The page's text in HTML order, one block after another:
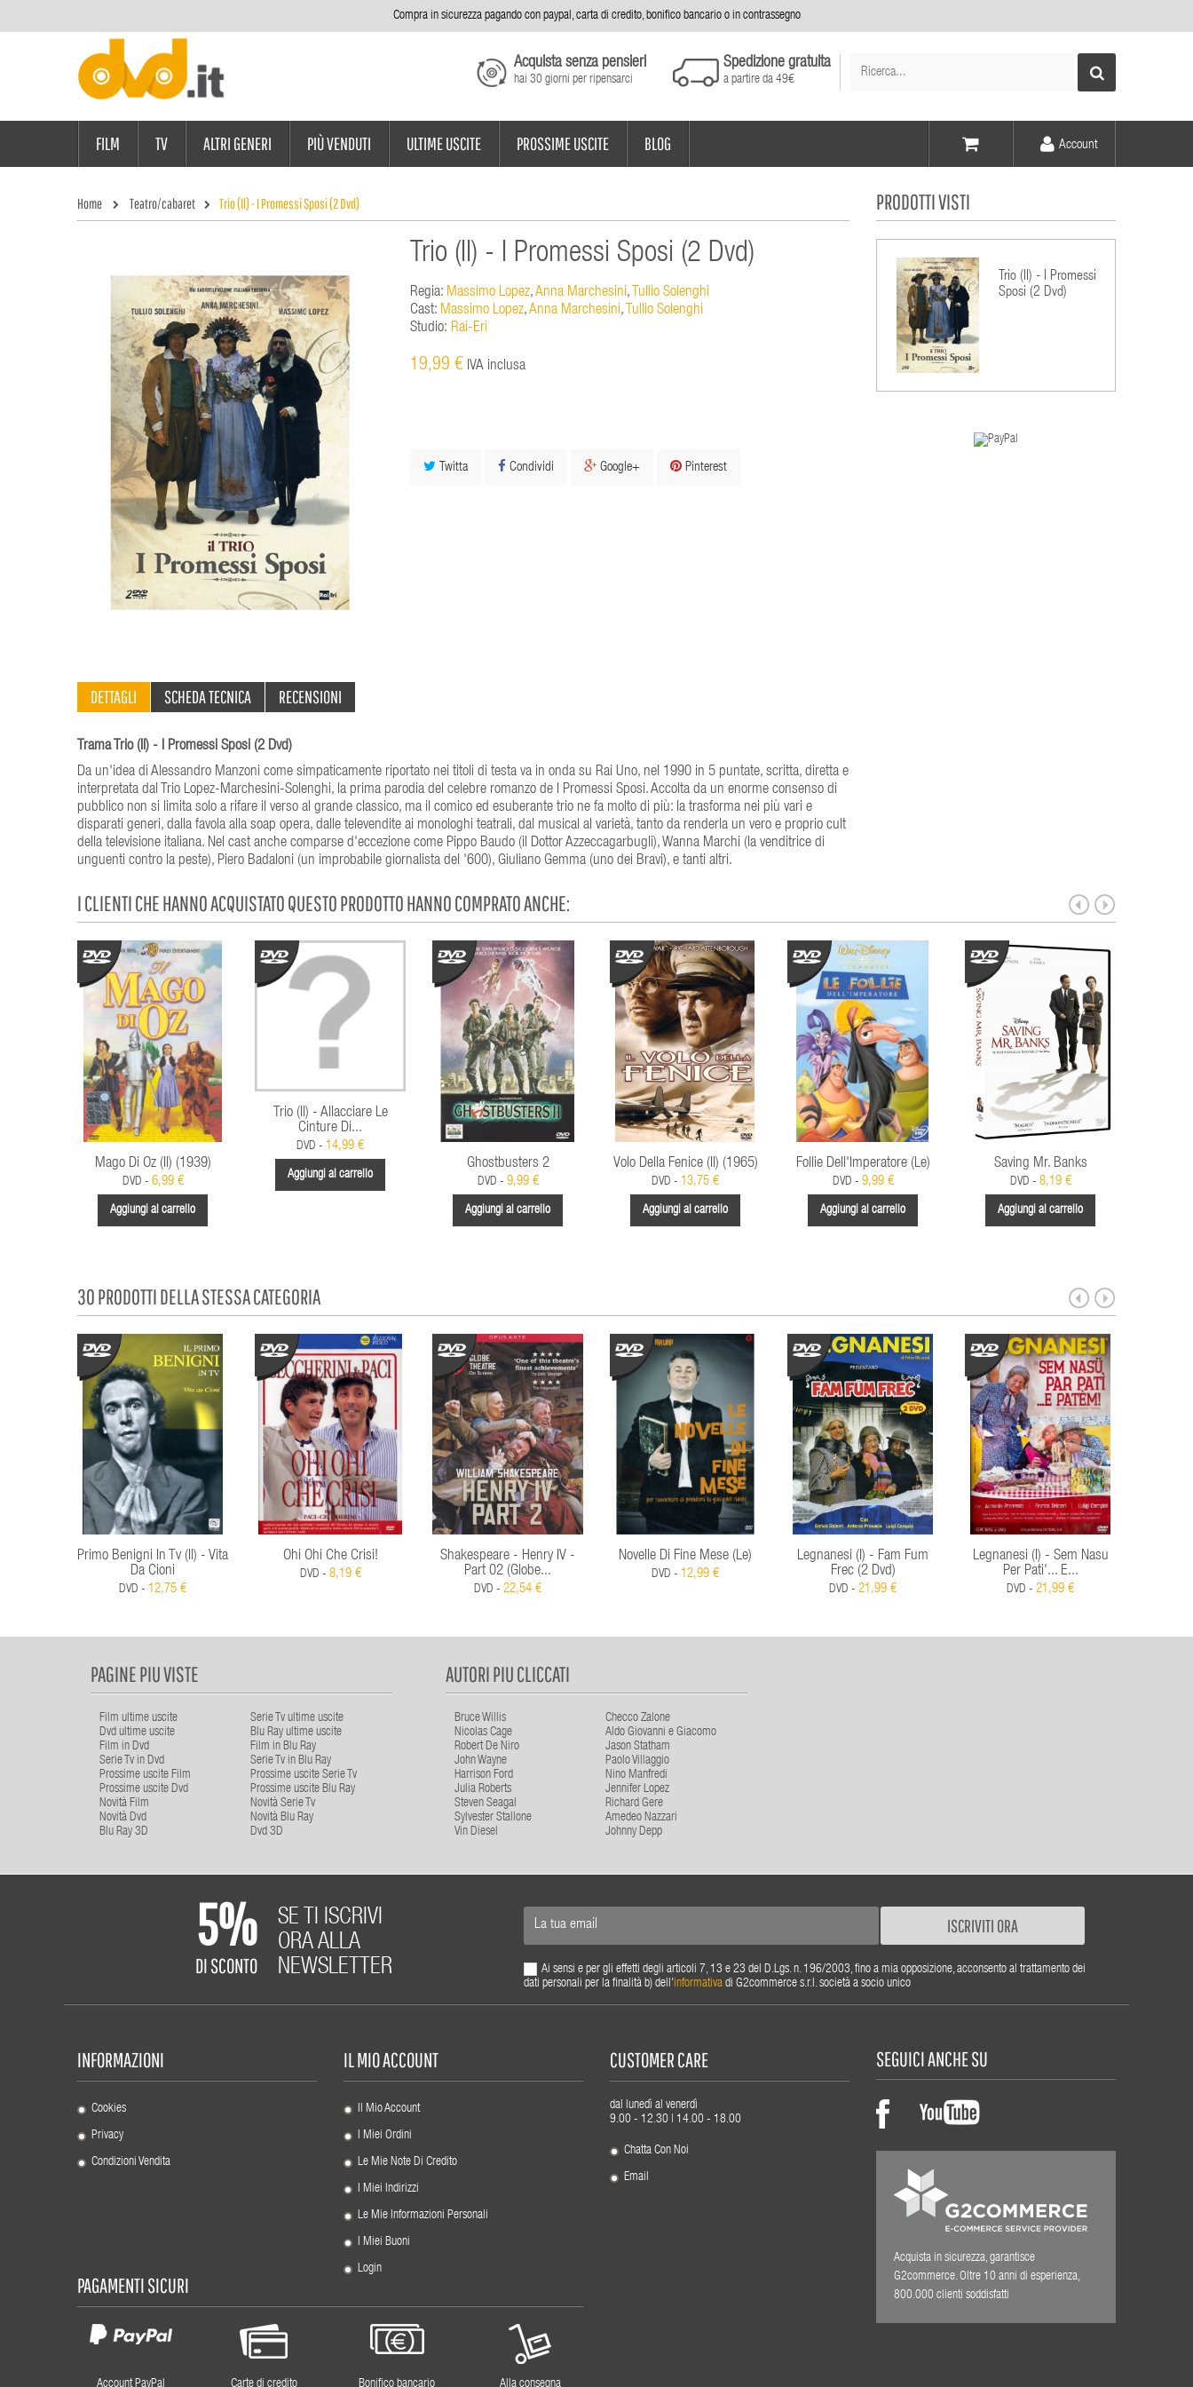
Compra in sicurezza pagando con paypal, carta di credito, bonifico bancario o in contrassegno
Elementi -
Acquista senza pensieri
hai 30 giorni per ripensarci
Spedizione gratuita
a partire da 49€
Account
FILM TV ALTRI GENERI PIÙ VENDUTI ULTIME USCITE PROSSIME USCITE BLOG
Home Teatro/cabaret Trio (Il) - I Promessi Sposi (2 Dvd)
Trio (Il) - I Promessi Sposi (2 Dvd)
Regia: Massimo Lopez,Anna Marchesini, Tullio Solenghi
Cast: Massimo Lopez,Anna Marchesini, Tullio Solenghi
Studio: Rai-Eri
19,99 € IVA inclusa
Twitta Condividi Google+ Pinterest
DETTAGLI SCHEDA TECNICA RECENSIONI
Trama Trio (Il) - I Promessi Sposi (2 Dvd)
Da un'idea di Alessandro Manzoni come simpaticamente riportato nei titoli di testa va in onda su Rai Uno, nel 1990 in 5 puntate, scritta, diretta e
interpretata dal Trio Lopez-Marchesini-Solenghi, la prima parodia del celebre romanzo de I Promessi Sposi. Accolta da un enorme consenso di
pubblico non si limita solo a rifare il verso al grande classico, ma il comico ed esuberante trio ne fa molto di più: la trasforma nei più vari e
disparati generi, dalla favola alla soap opera, dalle televendite ai monologhi teatrali, dal musical al varietà, tanto da renderla un vero e proprio cult
della televisione italiana. Nel cast anche comparse d'eccezione come Pippo Baudo (il Dottor Azzeccagarbugli), Wanna Marchi (la venditrice di
unguenti contro la peste), Piero Badaloni (un improbabile giornalista del '600), Giuliano Gemma (uno dei Bravi), e tanti altri.
PRODOTTI VISTI
Trio (Il) - I Promessi
Sposi (2 Dvd)
I CLIENTI CHE HANNO ACQUISTATO QUESTO PRODOTTO HANNO COMPRATO ANCHE:
Mago Di Oz (Il) (1939)
DVD - 6,99 €
Aggiungi al carrello
Trio (Il) - Allacciare Le
Cinture Di...
DVD - 14,99 €
Aggiungi al carrello
Ghostbusters 2
DVD - 9,99 €
Aggiungi al carrello
Volo Della Fenice (Il) (1965)
DVD - 13,75 €
Aggiungi al carrello
Follie Dell'Imperatore (Le)
DVD - 9,99 €
Aggiungi al carrello
Saving Mr. Banks
DVD - 8,19 €
Aggiungi al carrello
30 PRODOTTI DELLA STESSA CATEGORIA
Primo Benigni In Tv (Il) - Vita
Da Cioni
DVD - 12,75 €
Ohi Ohi Che Crisi!
DVD - 8,19 €
Shakespeare - Henry IV -
Part 02 (Globe...
DVD - 22,54 €
Novelle Di Fine Mese (Le)
DVD - 12,99 €
Legnanesi (I) - Fam Fum
Frec (2 Dvd)
DVD - 21,99 €
Legnanesi (I) - Sem Nasu
Per Pati'... E...
DVD - 21,99 €
PAGINE PIU VISTE
Film ultime uscite
Serie Tv ultime uscite
Dvd ultime uscite
Blu Ray ultime uscite
Film in Dvd
Film in Blu Ray
Serie Tv in Dvd
Serie Tv in Blu Ray
Prossime uscite Film
Prossime uscite Serie Tv
Prossime uscite Dvd
Prossime uscite Blu Ray
Novità Film
Novità Serie Tv
Novità Dvd
Novità Blu Ray
Blu Ray 3D
Dvd 3D
AUTORI PIU CLICCATI
Bruce Willis
Checco Zalone
Nicolas Cage
Aldo Giovanni e Giacomo
Robert De Niro
Jason Statham
John Wayne
Paolo Villaggio
Harrison Ford
Nino Manfredi
Julia Roberts
Jennifer Lopez
Steven Seagal
Richard Gere
Sylvester Stallone
Amedeo Nazzari
Vin Diesel
Johnny Depp
5%
DI SCONTO
SE TI ISCRIVI
ORA ALLA
NEWSLETTER
ISCRIVITI ORA
Ai sensi e per gli effetti degli articoli 7, 13 e 23 del D.Lgs. n. 196/2003, fino a mia opposizione, acconsento al trattamento dei
dati personali per la finalità b) dell'informativadi G2commerce s.r.l. società a socio unico
INFORMAZIONI
Cookies
Privacy
Condizioni Vendita
IL MIO ACCOUNT
Il Mio Account
I Miei Ordini
Le Mie Note Di Credito
I Miei Indirizzi
Le Mie Informazioni Personali
I Miei Buoni
Login
CUSTOMER CARE
dal lunedì al venerdì
9.00 - 12.30 | 14.00 - 18.00
Chatta Con Noi
Email
SEGUICI ANCHE SU
Acquista in sicurezza, garantisce
G2commerce. Oltre 10 anni di esperienza,
800.000 clienti soddisfatti
PAGAMENTI SICURI